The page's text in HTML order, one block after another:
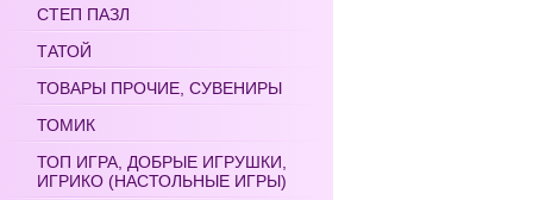
СТЕП ПАЗЛ
ТАТОЙ
ТОВАРЫ ПРОЧИЕ, СУВЕНИРЫ
ТОМИК
ТОП ИГРА, ДОБРЫЕ ИГРУШКИ,
ИГРИКО (НАСТОЛЬНЫЕ ИГРЫ)